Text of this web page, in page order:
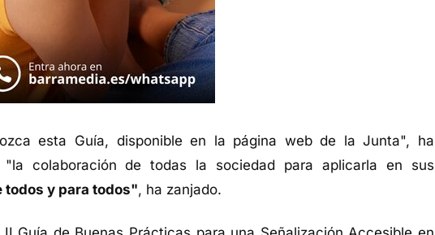
esta Guía, disponible en la página web de la Junta", ha
colaboración de todas la sociedad para aplicarla en sus
todos y para todos", ha zanjado.